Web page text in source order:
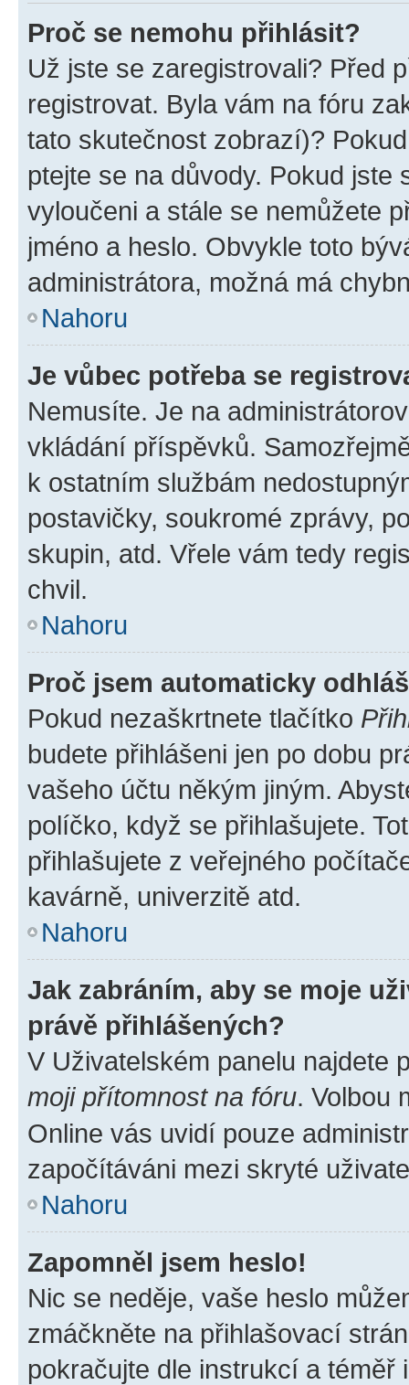
Proč se nemohu přihlásit?
Už jste se zaregistrovali? Před
registrovat. Byla vám na fóru
tato skutečnost zobrazí)?
ptejte se na důvody. Pokud jste
vyloučeni a stále se nemůžete
jméno a heslo. Obvykle toto
administrátora, možná má
Nahoru
Je vůbec potřeba se
Nemusíte. Je na
vkládání příspěvků.
k ostatním službám
postavičky, soukromé zprávy,
skupin, atd. Vřele vám tedy
chvil.
Nahoru
Proč jsem automaticky
Pokud nezaškrtnete tlačítko
budete přihlášeni jen po dobu
vašeho účtu někým jiným.
políčko, když se přihlašujete.
přihlašujete z veřejného
kavárně, univerzitě atd.
Nahoru
Jak zabráním, aby se moje
právě přihlášených?
V Uživatelském panelu najdete
moji přítomnost na fóru. Volbou
Online vás uvidí pouze
započítáváni mezi skryté
Nahoru
Zapomněl jsem heslo!
Nic se neděje, vaše heslo
zmáčkněte na přihlašovací
pokračujte dle instrukcí a téměř